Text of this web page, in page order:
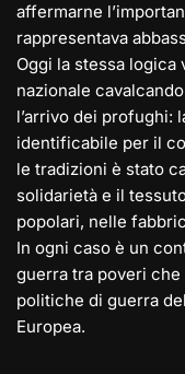
affermarne
rappresentava
Oggi la stessa logica
nazionale
l’arrivo dei profughi:
identificabile per il
le tradizioni è stato
solidarietà e il
popolari, nelle
In ogni caso è un
guerra tra poveri che
politiche di guerra
Europea.